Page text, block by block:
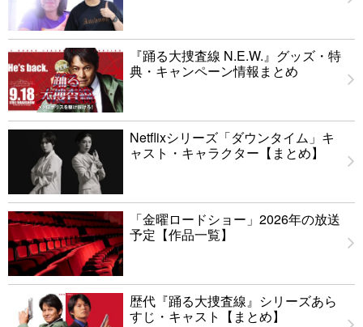
『踊る大捜査線 N.E.W.』グッズ・特
典・キャンペーン情報まとめ
Netflixシリーズ「ダウンタイム」キ
ャスト・キャラクター【まとめ】
「金曜ロードショー」2026年の放送
予定【作品一覧】
歴代『踊る大捜査線』シリーズあら
すじ・キャスト【まとめ】